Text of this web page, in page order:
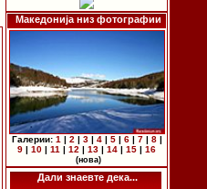
Македонија низ фотографии
Галерии: 1| 2| 3| 4| 5| 6| 7| 8|
9 | 10 | 11 | 12 | 13 | 14 | 15 | 16
(нова)
Дали знаевте дека...